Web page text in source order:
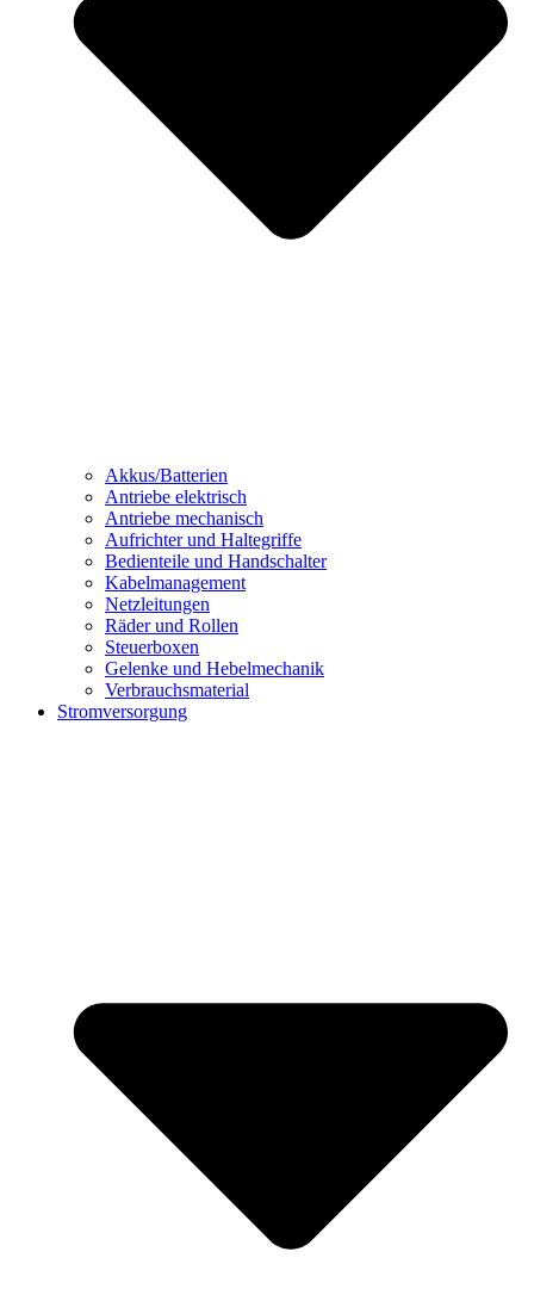
Akkus/Batterien
Antriebe elektrisch
Antriebe mechanisch
Aufrichter und Haltegriffe
Bedienteile und Handschalter
Kabelmanagement
Netzleitungen
Räder und Rollen
Steuerboxen
Gelenke und Hebelmechanik
Verbrauchsmaterial
Stromversorgung